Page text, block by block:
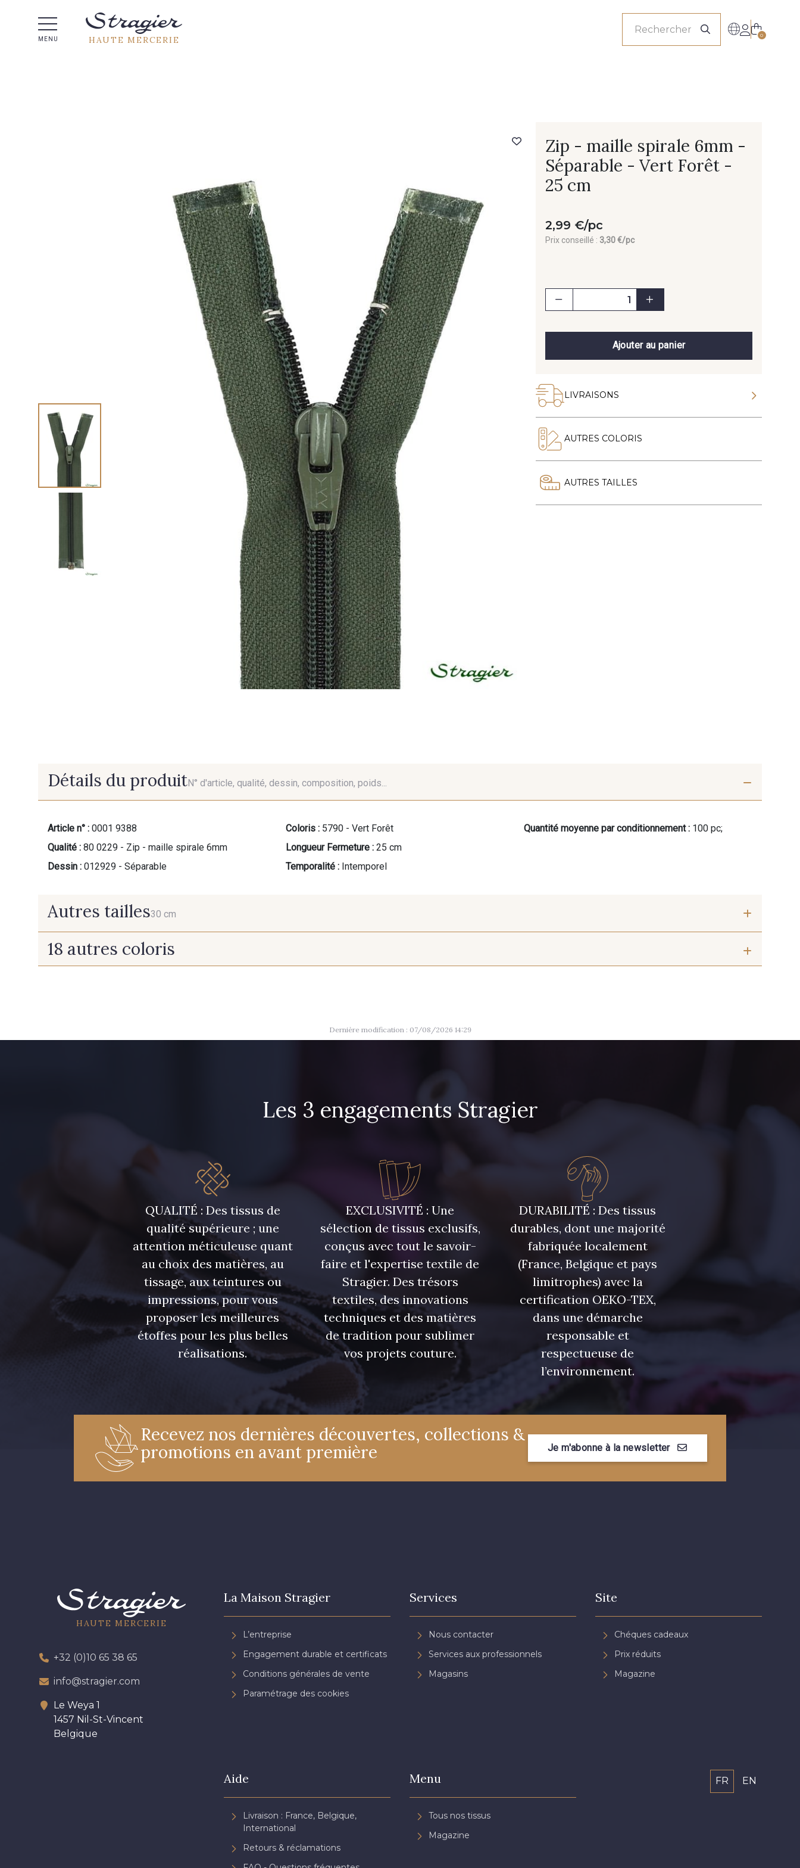
MENU HAUTE MERCERIE 0
Zip - maille spirale 6mm -
Séparable - Vert Forêt -
25 cm
2,99 €/pc
Prix conseillé : 3,30 €/pc
Ajouter au panier
LIVRAISONS
AUTRES COLORIS
AUTRES TAILLES
Détails du produitN° d'article, qualité, dessin, composition, poids...
Article n° : 0001 9388
Qualité : 80 0229 - Zip - maille spirale 6mm
Dessin : 012929 - Séparable
Coloris : 5790 - Vert Forêt
Longueur Fermeture : 25 cm
Temporalité : Intemporel
Quantité moyenne par conditionnement : 100 pc;
Autres tailles30 cm
30 cm
18 autres coloris
Dernière modification : 07/08/2026 14:29
Les 3 engagements Stragier
QUALITÉ : Des tissus de
qualité supérieure ; une
attention méticuleuse quant
au choix des matières, au
tissage, aux teintures ou
impressions, pour vous
proposer les meilleures
étoffes pour les plus belles
réalisations.
EXCLUSIVITÉ : Une
sélection de tissus exclusifs,
conçus avec tout le savoir-
faire et l'expertise textile de
Stragier. Des trésors
textiles, des innovations
techniques et des matières
de tradition pour sublimer
vos projets couture.
DURABILITÉ : Des tissus
durables, dont une majorité
fabriquée localement
(France, Belgique et pays
limitrophes) avec la
certification OEKO-TEX,
dans une démarche
responsable et
respectueuse de
l’environnement.
Recevez nos dernières découvertes, collections &
promotions en avant première
Je m'abonne à la newsletter
HAUTE MERCERIE
+32 (0)10 65 38 65
info@stragier.com
Le Weya 1
1457 Nil-St-Vincent
Belgique
La Maison Stragier
L’entreprise
Engagement durable et certificats
Conditions générales de vente
Paramétrage des cookies
Services
Nous contacter
Services aux professionnels
Magasins
Site
Chéques cadeaux
Prix réduits
Magazine
Aide
Livraison : France, Belgique,
International
Retours & réclamations
Menu
Tous nos tissus
Magazine
FR EN